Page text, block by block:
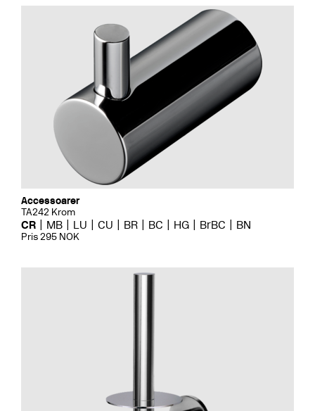
Accessoarer
TA242 Krom
CR MB LU CU BR BC HG BrBC BN
Pris 295 NOK